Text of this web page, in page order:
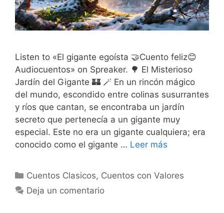
Listen to «El gigante egoísta 🤝Cuento feliz😊
Audiocuentos» on Spreaker. 🌳 El Misterioso
Jardín del Gigante 🏰 🪄 En un rincón mágico
del mundo, escondido entre colinas susurrantes
y ríos que cantan, se encontraba un jardín
secreto que pertenecía a un gigante muy
especial. Este no era un gigante cualquiera; era
conocido como el gigante … Leer más
Categorías
Cuentos Clasicos, Cuentos con Valores
Deja un comentario